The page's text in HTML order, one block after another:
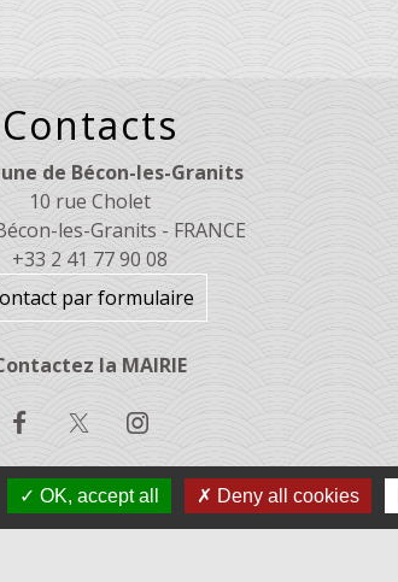
Contacts
de Bécon-les-Granits
10 rue Cholet
les-Granits - FRANCE
+33 2 41 77 90 08
par formulaire
la MAIRIE
OK, accept all Deny all cookies